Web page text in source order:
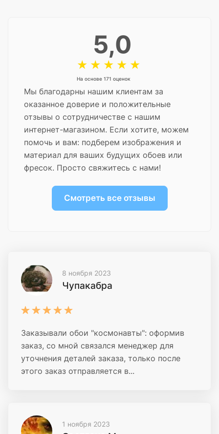
5,0
На основе 171 оценок
Мы благодарны нашим клиентам за
оказанное доверие и положительные
отзывы о сотрудничестве с нашим
интернет-магазином. Если хотите, можем
помочь и вам: подберем изображения и
материал для ваших будущих обоев или
фресок. Просто свяжитесь с нами!
Смотреть все отзывы
8 ноября 2023
Чупакабра
Заказывали обои "космонавты": оформив
заказ, со мной связался менеджер для
уточнения деталей заказа, только после
этого заказ отправляется в...
1 ноября 2023